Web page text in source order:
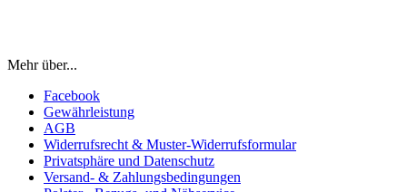
Mehr über...
Facebook
Gewährleistung
AGB
Widerrufsrecht & Muster-Widerrufsformular
Privatsphäre und Datenschutz
Versand- & Zahlungsbedingungen